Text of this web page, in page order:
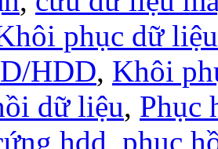
phục dữ
HDD, Khôi
dữ liệu, Phục
hdd, phục